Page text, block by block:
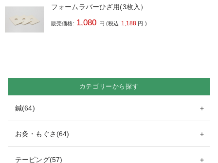
フォームラバーひざ用(3枚入）
販売価格: 1,080 円 (税込 1,188 円 )
カテゴリーから探す
鍼(64) ＋
お灸・もぐさ(64) ＋
テーピング(57) ＋